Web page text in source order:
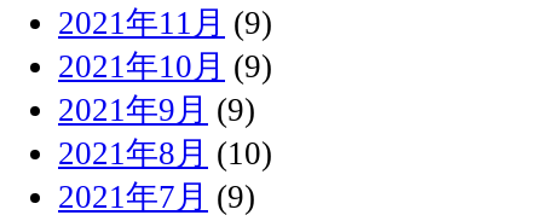
2021年11月 (9)
2021年10月 (9)
2021年9月 (9)
2021年8月 (10)
2021年7月 (9)